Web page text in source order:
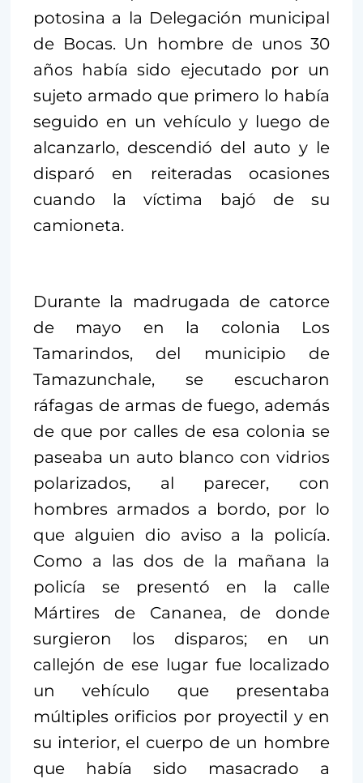
potosina a la Delegación municipal
de Bocas. Un hombre de unos 30
años había sido ejecutado por un
sujeto armado que primero lo había
seguido en un vehículo y luego de
alcanzarlo, descendió del auto y le
disparó en reiteradas ocasiones
cuando la víctima bajó de su
camioneta.
Durante la madrugada de catorce
de mayo en la colonia Los
Tamarindos, del municipio de
Tamazunchale, se escucharon
ráfagas de armas de fuego, además
de que por calles de esa colonia se
paseaba un auto blanco con vidrios
polarizados, al parecer, con
hombres armados a bordo, por lo
que alguien dio aviso a la policía.
Como a las dos de la mañana la
policía se presentó en la calle
Mártires de Cananea, de donde
surgieron los disparos; en un
callejón de ese lugar fue localizado
un vehículo que presentaba
múltiples orificios por proyectil y en
su interior, el cuerpo de un hombre
que había sido masacrado a